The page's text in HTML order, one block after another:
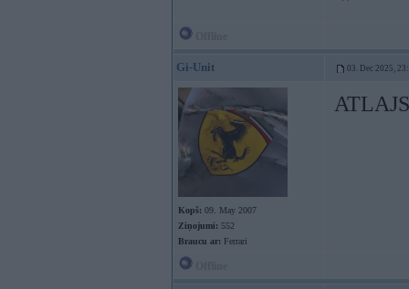
Gi-Unit 03. Dec 2025,
Kopš: 09. May 2007
Ziņojumi: 552
Braucu ar: Ferrari